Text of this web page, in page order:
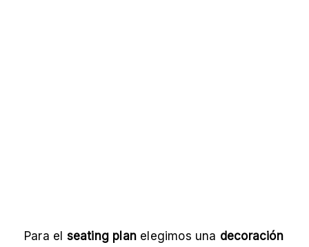
Para el seating plan elegimos una decoración